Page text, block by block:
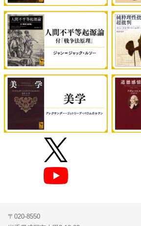
〒020-8550